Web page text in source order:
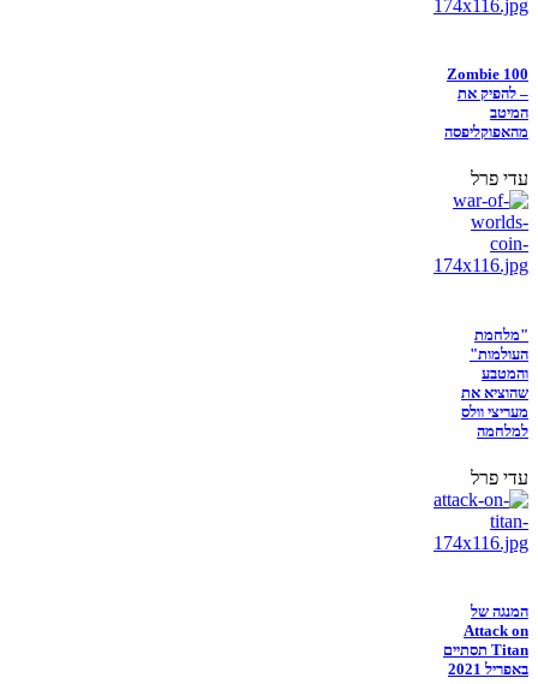
Zombie 100
– להפיק את
המיטב
מהאפוקליפסה
עדי פרל
"מלחמת
העולמות"
והמטבע
שהוציא את
מעריצי וולס
למלחמה
עדי פרל
המנגה של
Attack on
Titan תסתיים
באפריל 2021